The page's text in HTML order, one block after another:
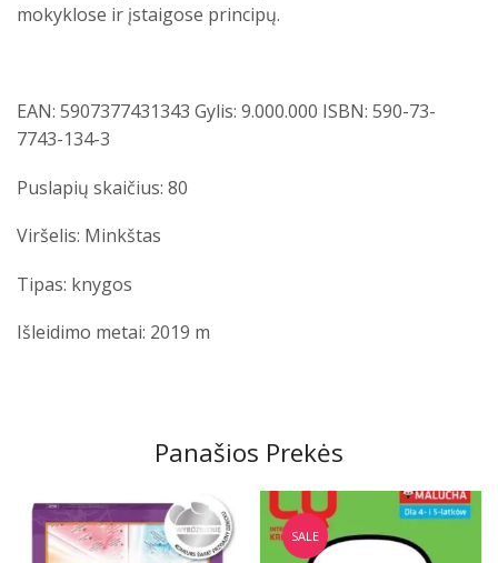
mokyklose ir įstaigose principų.
EAN: 5907377431343 Gylis: 9.000.000 ISBN: 590-73-
7743-134-3
Puslapių skaičius: 80
Viršelis: Minkštas
Tipas: knygos
Išleidimo metai: 2019 m
Panašios Prekės
SALE